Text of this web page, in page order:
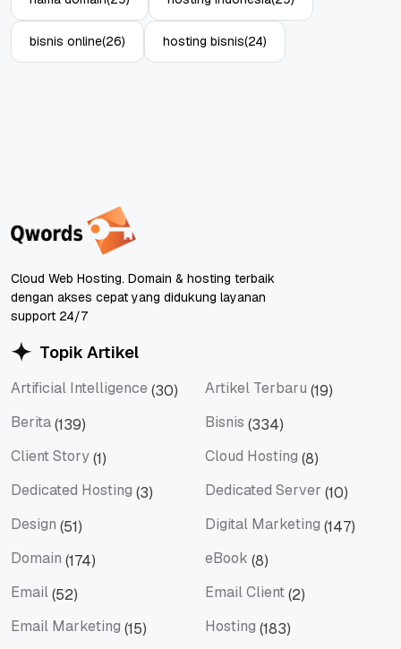
bisnis online(26) hosting bisnis(24)
Cloud Web Hosting. Domain & hosting terbaik
dengan akses cepat yang didukung layanan
support 24/7
Topik Artikel
Artificial Intelligence (30) Artikel Terbaru (19)
Berita(139) Bisnis (334)
Client Story(1) Cloud Hosting (8)
Dedicated Hosting (3) Dedicated Server (10)
Design (51) Digital Marketing (147)
Domain (174) eBook (8)
Email(52) Email Client(2)
Email Marketing (15) Hosting (183)